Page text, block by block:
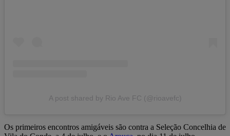
A post shared by Rio Ave FC (@rioavefc)
Os primeiros encontros amigáveis são contra a Seleção Concelhia de